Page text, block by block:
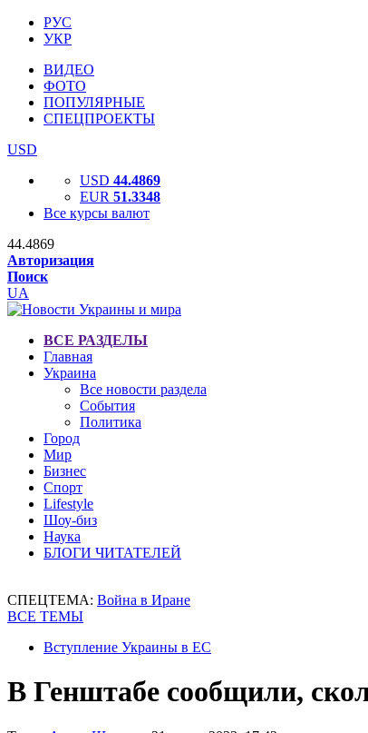
РУС
УКР
ВИДЕО
ФОТО
ПОПУЛЯРНЫЕ
СПЕЦПРОЕКТЫ
USD
USD 44.4869
EUR 51.3348
Все курсы валют
44.4869
Авторизация
Поиск
UA
ВСЕ РАЗДЕЛЫ
Главная
Украина
Все новости раздела
События
Политика
Город
Мир
Бизнес
Спорт
Lifestyle
Шоу-биз
Наука
БЛОГИ ЧИТАТЕЛЕЙ
СПЕЦТЕМА: Война в Иране
ВСЕ ТЕМЫ
Вступление Украины в ЕС
В Генштабе сообщили,